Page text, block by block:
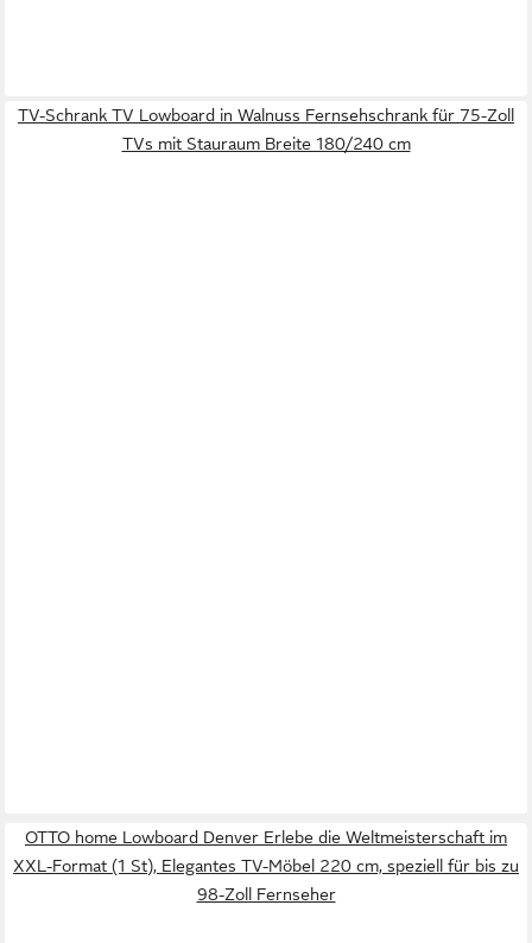
TV-Schrank TV Lowboard in Walnuss Fernsehschrank für 75-Zoll
TVs mit Stauraum Breite 180/240 cm
OTTO home Lowboard Denver Erlebe die Weltmeisterschaft im
XXL-Format (1 St), Elegantes TV-Möbel 220 cm, speziell für bis zu
98-Zoll Fernseher